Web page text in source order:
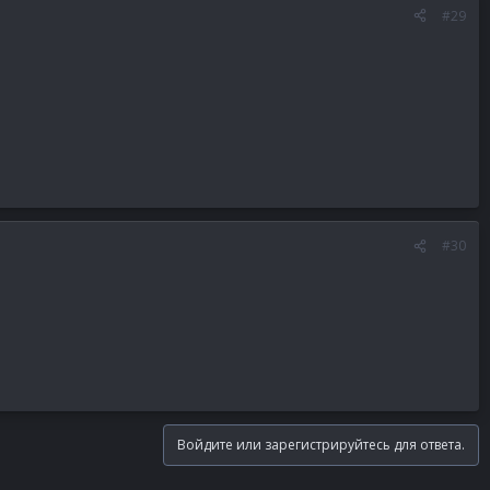
#29
#30
Войдите или зарегистрируйтесь для ответа.